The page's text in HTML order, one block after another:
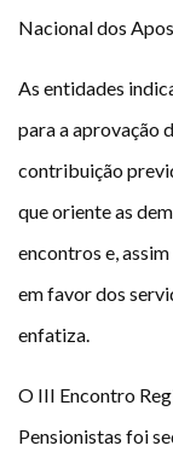
Nacional dos
As entidades
para a aprovação
contribuição
que oriente as
encontros e,
em favor dos
enfatiza.
O III Encontro
Pensionistas foi